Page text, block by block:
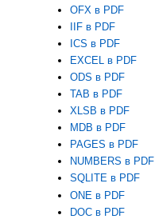
OFX в PDF
IIF в PDF
ICS в PDF
EXCEL в PDF
ODS в PDF
TAB в PDF
XLSB в PDF
MDB в PDF
PAGES в PDF
NUMBERS в PDF
SQLITE в PDF
ONE в PDF
DOC в PDF